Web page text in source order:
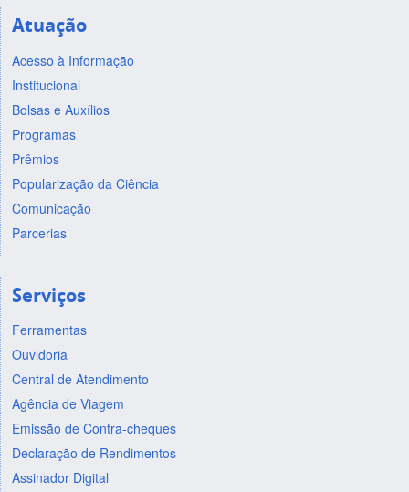
Atuação
Acesso à Informação
Institucional
Bolsas e Auxílios
Programas
Prêmios
Popularização da Ciência
Comunicação
Parcerias
Serviços
Ferramentas
Ouvidoria
Central de Atendimento
Agência de Viagem
Emissão de Contra-cheques
Declaração de Rendimentos
Assinador Digital